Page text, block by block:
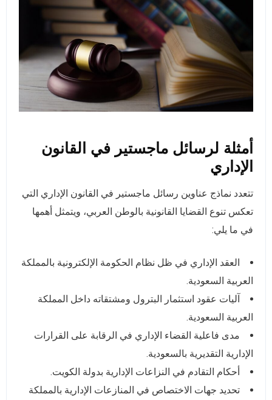
أمثلة لرسائل ماجستير في القانون
الإداري
تتعدد نماذج عناوين رسائل ماجستير في القانون الإداري التي
تعكس تنوع القضايا القانونية بالوطن العربي، ويتمثل أهمها
في ما يلي:
العقد الإداري في ظل نظام الحكومة الإلكترونية بالمملكة
العربية السعودية.
آليات عقود استثمار البترول ومشتقاته داخل المملكة
العربية السعودية.
مدى فاعلية القضاء الإداري في الرقابة على القرارات
الإدارية التقديرية بالسعودية.
أحكام التقادم في النزاعات الإدارية بدولة الكويت.
تحديد جهات الاختصاص في المنازعات الإدارية بالمملكة